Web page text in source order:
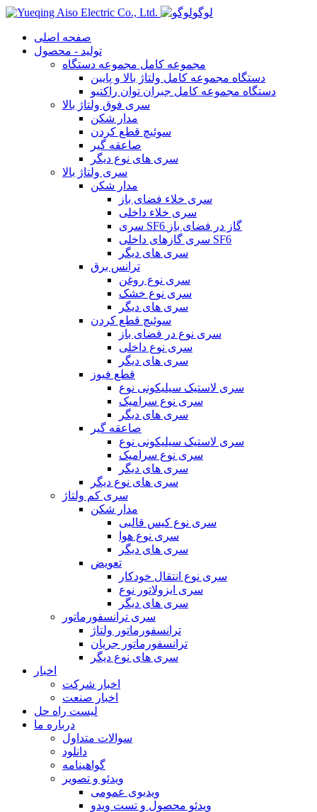
لوگو
صفحه اصلی
تولید - محصول
مجموعه کامل مجموعه دستگاه
دستگاه مجموعه کامل ولتاژ بالا و پایین
دستگاه مجموعه کامل جبران توان راکتیو
سری فوق ولتاژ بالا
مدار شکن
سوئیچ قطع کردن
صاعقه گیر
سری های نوع دیگر
سری ولتاژ بالا
مدار شکن
سری خلاء فضای باز
سری خلاء داخلی
سری SF6 گاز در فضای باز
سری گازهای داخلی SF6
سری های دیگر
ترانس برق
سری نوع روغن
سری نوع خشک
سری های دیگر
سوئیچ قطع کردن
سری نوع در فضای باز
سری نوع داخلی
سری های دیگر
قطع فیوز
سری لاستیک سیلیکونی نوع
سری نوع سرامیک
سری های دیگر
صاعقه گیر
سری لاستیک سیلیکونی نوع
سری نوع سرامیک
سری های دیگر
سری های نوع دیگر
سری کم ولتاژ
مدار شکن
سری نوع کیس قالبی
سری نوع هوا
سری های دیگر
تعویض
سری نوع انتقال خودکار
سری ایزولاتور نوع
سری های دیگر
سری ترانسفورماتور
ترانسفورماتور ولتاژ
ترانسفورماتور جریان
سری های نوع دیگر
اخبار
اخبار شرکت
اخبار صنعت
لیست راه حل
درباره ما
سوالات متداول
دانلود
گواهینامه
ویدئو و تصویر
ویدیوی عمومی
ویدئو محصول و تست ویدو